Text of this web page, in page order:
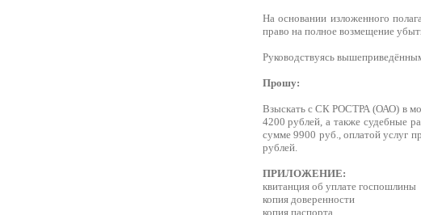
На основании изложенного
право на полное возмещение
Руководствуясь
Прошу:
Взыскать с СК РОСТРА (ОАО) в
4200 рублей, а также судебные
сумме 9900 руб., оплатой услуг
рублей.
ПРИЛОЖЕНИЕ:
квитанция об уплате госпошлины
копия доверенности
копия паспорта